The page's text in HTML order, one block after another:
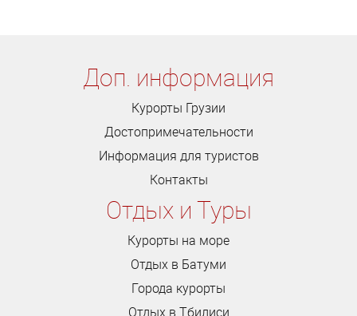
Доп. информация
Курорты Грузии
Достопримечательности
Информация для туристов
Контакты
Отдых и Туры
Курорты на море
Отдых в Батуми
Города курорты
Отдых в Тбилиси